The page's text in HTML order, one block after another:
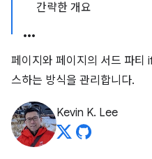
간략한 개요
페이지와 페이지의 서드 파티
스하는 방식을 관리합니다.
Kevin K. Lee